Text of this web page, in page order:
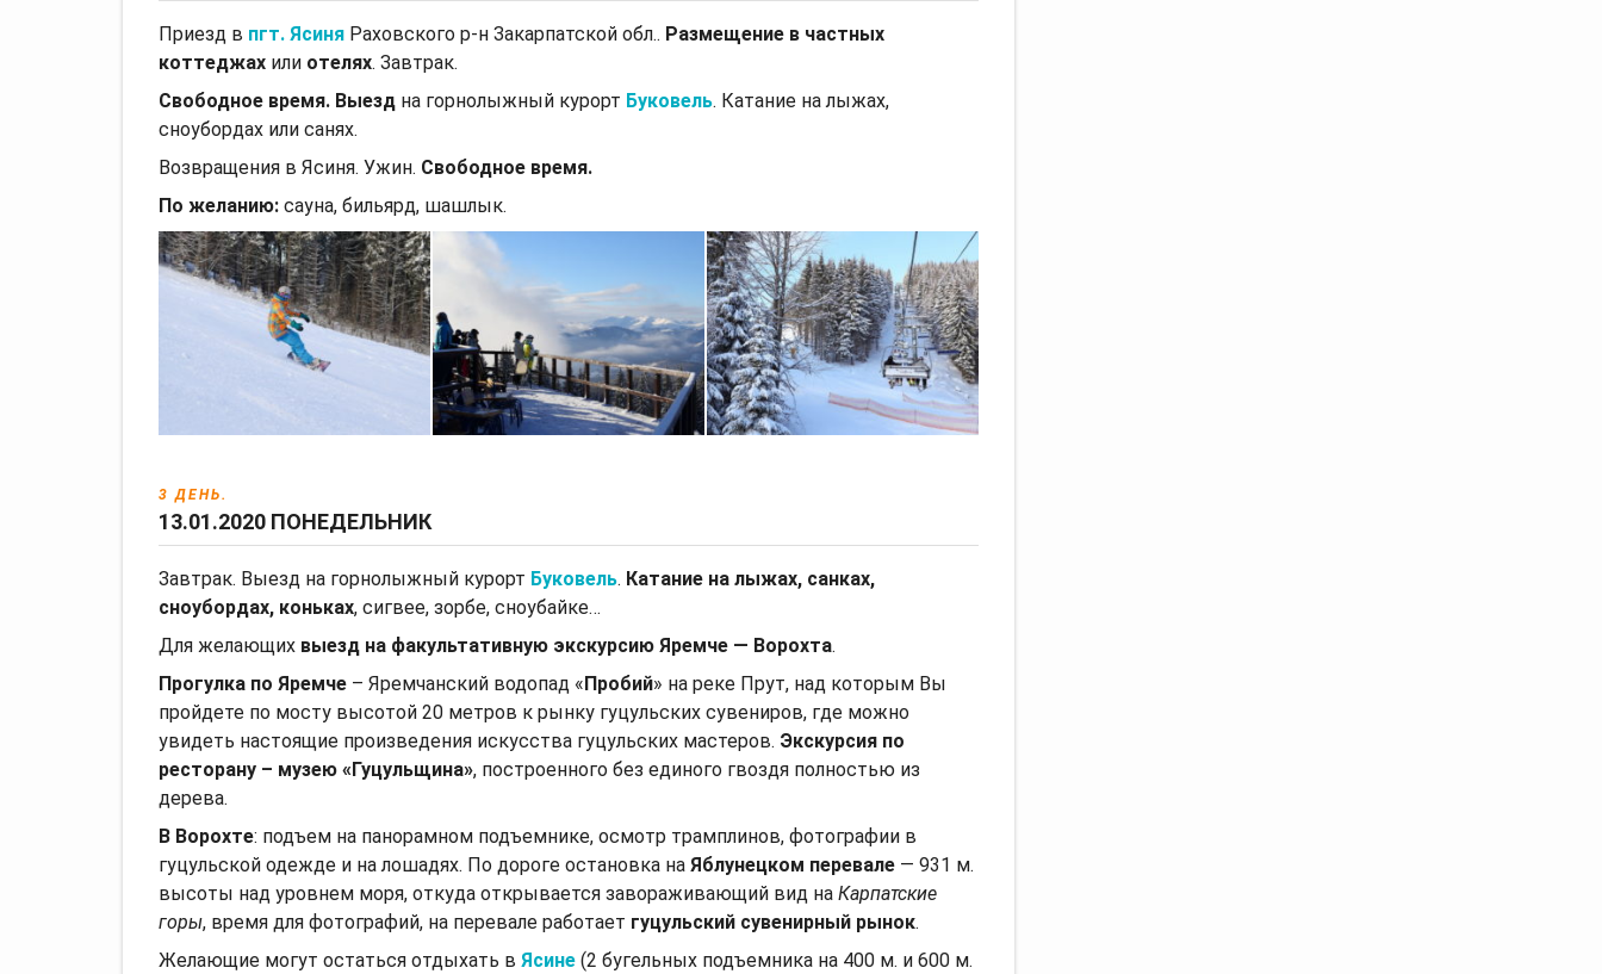
Приезд в пгт. Ясиня Раховского р-н Закарпатской обл.. Размещение в частных
коттеджах или отелях. Завтрак.
Свободное время. Выезд на горнолыжный курорт Буковель. Катание на лыжах,
сноубордах или санях.
Возвращения в Ясиня. Ужин. Свободное время.
По желанию: сауна, бильярд, шашлык.
3 ДЕНЬ.
13.01.2020 ПОНЕДЕЛЬНИК
Завтрак. Выезд на горнолыжный курорт Буковель. Катание на лыжах, санках,
сноубордах, коньках, сигвее, зорбе, сноубайке…
Для желающих выезд на факультативную экскурсию Яремче — Ворохта.
Прогулка по Яремче – Яремчанский водопад « Пробий» на реке Прут, над которым Вы
пройдете по мосту высотой 20 метров к рынку гуцульских сувениров, где можно
увидеть настоящие произведения искусства гуцульских мастеров. Экскурсия по
ресторану – музею «Гуцульщина», построенного без единого гвоздя полностью из
дерева.
В Ворохте: подъем на панорамном подъемнике, осмотр трамплинов, фотографии в
гуцульской одежде и на лошадях. По дороге остановка на Яблунецком перевале — 931 м.
высоты над уровнем моря, откуда открывается завораживающий вид на Карпатские
горы, время для фотографий, на перевале работает гуцульский сувенирный рынок.
Желающие могут остаться отдыхать в Ясине (2 бугельных подъемника на 400 м. и 600 м.